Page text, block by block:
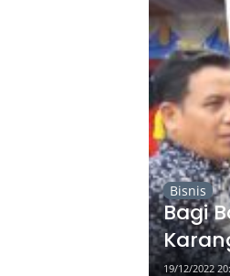
Bisnis
Bagi
19/12/2022